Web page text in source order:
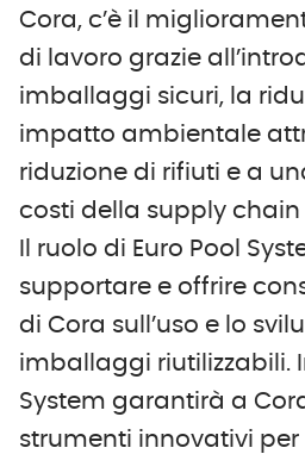
Cora, c’è il
di lavoro grazie
imballaggi sicuri, la
impatto ambientale
riduzione di rifiuti e a
costi della supply
Il ruolo di Euro Pool
supportare e offrire
di Cora sull’uso e lo
imballaggi riutilizzabili.
System garantirà a
strumenti innovativi per